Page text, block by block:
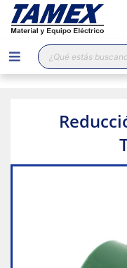
Búsqueda
de
productos